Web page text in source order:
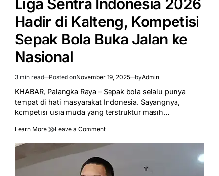
Liga Sentra Indonesia 2026
Hadir di Kalteng, Kompetisi
Sepak Bola Buka Jalan ke
Nasional
Estimated
read
time
3 min read Posted onNovember 19, 2025 byAdmin
KHABAR, Palangka Raya – Sepak bola selalu punya
tempat di hati masyarakat Indonesia. Sayangnya,
kompetisi usia muda yang terstruktur masih…
Learn More Leave a Commenton
Sentra
2026
Hadir